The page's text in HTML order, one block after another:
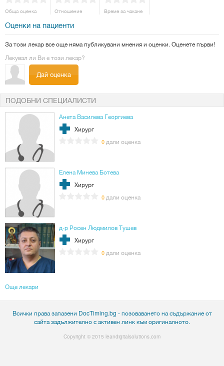
Обща оценка Отношение Време за чакане
Оценки на пациенти
За този лекар все още няма публикувани мнения и оценки. Оценете първи!
Лекувал ли Ви е този лекар?
Дай оценка
ПОДОБНИ СПЕЦИАЛИСТИ
Анета Василева Георгиева
Хирург
0 дали оценка
Елена Минева Ботева
Хирург
0 дали оценка
д-р Росен Людмилов Тушев
Хирург
0 дали оценка
Още лекари
Всички права запазени DocTiming.bg - позоваването на съдържание от
сайта задължително с активен линк към оригиналното.
Copyright © 2015 leandigitalsolutions.com